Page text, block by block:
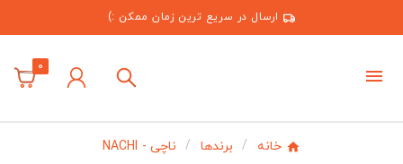
ارسال در سریع ترین زمان ممکن :)
0
خانه برندها ناچی - NACHI